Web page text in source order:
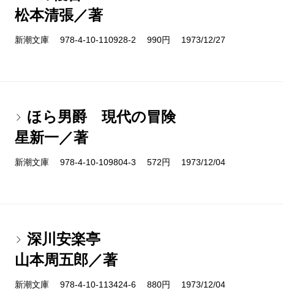
松本清張／著
新潮文庫 978-4-10-110928-2 990円 1973/12/27
ほら男爵 現代の冒険
星新一／著
新潮文庫 978-4-10-109804-3 572円 1973/12/04
深川安楽亭
山本周五郎／著
新潮文庫 978-4-10-113424-6 880円 1973/12/04